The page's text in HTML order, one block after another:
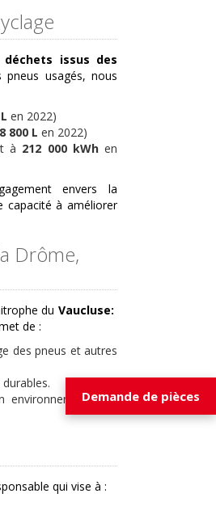
issus des
usagés, nous
en 2022)
800 L en 2022)
à 212 000 kWhen
envers la
capacité à améliorer
Drôme,
du Vaucluse:
de :
des pneus et autres
environnement plus
qui vise à :
Demande de pièces